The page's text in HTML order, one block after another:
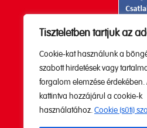
Tiszteletben tartjuk az
Cookie-kat használunk a
szabott hirdetések vagy
forgalom elemzése
kattintva hozzájárul a cookie-k
használatához. Cookie (süti)
